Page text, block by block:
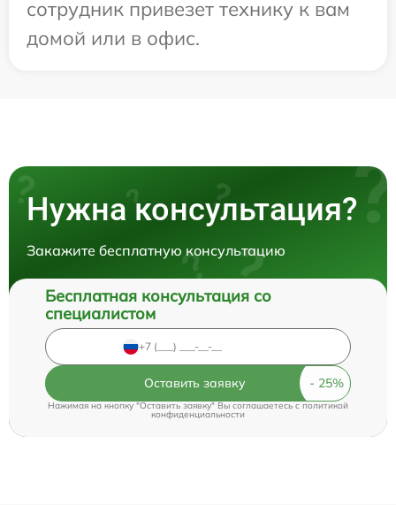
сотрудник привезет технику к вам
домой или в офис.
Нужна консультация?
Закажите бесплатную консультацию
Бесплатная консультация со
специалистом
Оставить заявку
Нажимая на кнопку "Оставить заявку" Вы соглашаетесь cполитикой
конфиденциальности